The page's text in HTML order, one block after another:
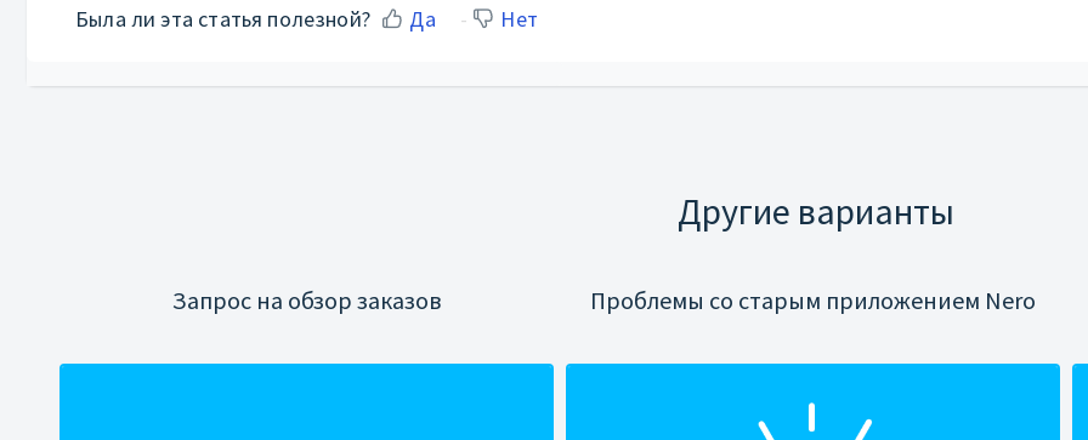
Была ли эта статья полезной? Да Нет
Другие варианты
Запрос на обзор заказов Проблемы со старым приложением Nero